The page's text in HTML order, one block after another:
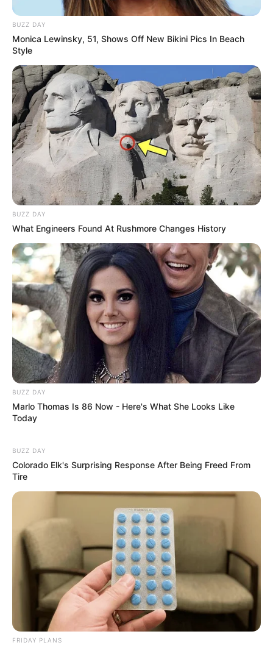
weitere Kalauer
Quermania folgen:
Smartphone Startseite
Suchen:
Auf einigen Seiten dieses Projektes sind Affiliate-
Angebote integriert. Wenn etwas darüber gebucht oder
gekauft wird, ist das eine Unterstützung, ohne dass sich
dadurch der Preis ändert.
BUZZ DAY
Monica Lewinsky, 51, Shows Off New Bikini Pics In Beach
Style
BUZZ DAY
What Engineers Found At Rushmore Changes History
BUZZ DAY
Marlo Thomas Is 86 Now - Here's What She Looks Like
Today
BUZZ DAY
Colorado Elk's Surprising Response After Being Freed From
Tire
FRIDAY PLANS